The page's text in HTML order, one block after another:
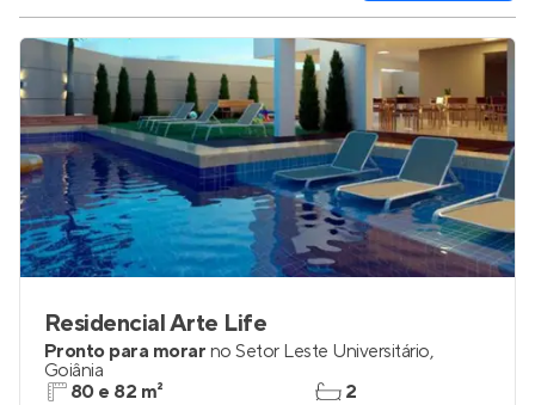
Residencial Arte Life
Pronto para morar no Setor Leste Universitário,
Goiânia
80 e 82 m²
2